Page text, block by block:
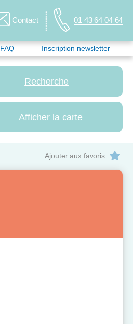
Contact 01 43 64 04 64
FAQ Inscription newsletter
Afficher la carte
Ajouter aux favoris